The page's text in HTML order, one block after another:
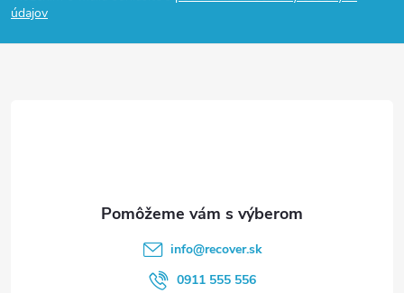
púdajov
info@recover.sk
0911 555 556